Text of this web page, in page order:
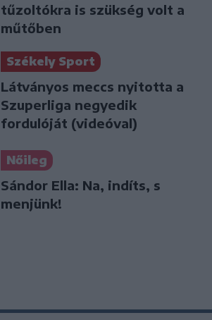
tűzoltókra is szükség volt a
műtőben
Székely Sport
Látványos meccs nyitotta a
Szuperliga negyedik
fordulóját (videóval)
Nőileg
Sándor Ella: Na, indíts, s
menjünk!